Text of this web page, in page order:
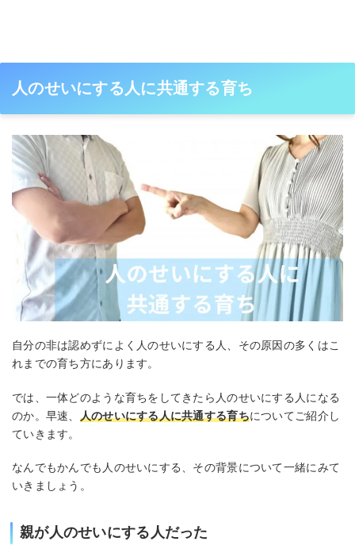
人のせいにする人に共通する育ち
自分の非は認めずによく人のせいにする人、その原因の多くはこ
れまでの育ち方にあります。
では、一体どのような育ちをしてきたら人のせいにする人になる
のか。早速、 人のせいにする人に共通する育ちについてご紹介し
ていきます。
なんでもかんでも人のせいにする、その背景について一緒にみて
いきましょう。
親が人のせいにする人だった